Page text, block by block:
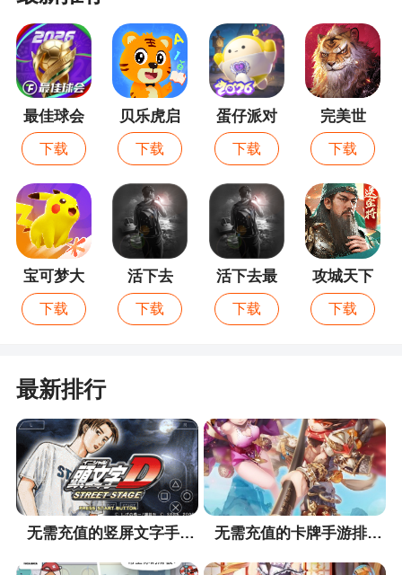
……
20级吴山石可强化19级装备。
如果玩家对当前的升级不满意，可通过补缀重
新强化。
游戏特色
1、引入全新职业，助力玩家征战三界
2、丰富的情侣任务等你完成，说不定还能交到
真实的女朋友哦
4、无差别顶级赛事全民争霸赛，0元打造大神
号，分50万现金奖
5、超畅快5v5抢断射门 网红颠球动作秒变球星
6、超自由的战斗方式，神兵、萌宠，坐骑等你
养成
最佳球会
下载
贝乐虎启
蒙
下载
蛋仔派对
下载
完美世
界：诸神
之战
下载
宝可梦大
集结
下载
活下去
下载
活下去最
新版
下载
攻城天下
下载
最新排行
无需充值的竖屏文字手游排行榜 无需充值的卡牌手游排行榜